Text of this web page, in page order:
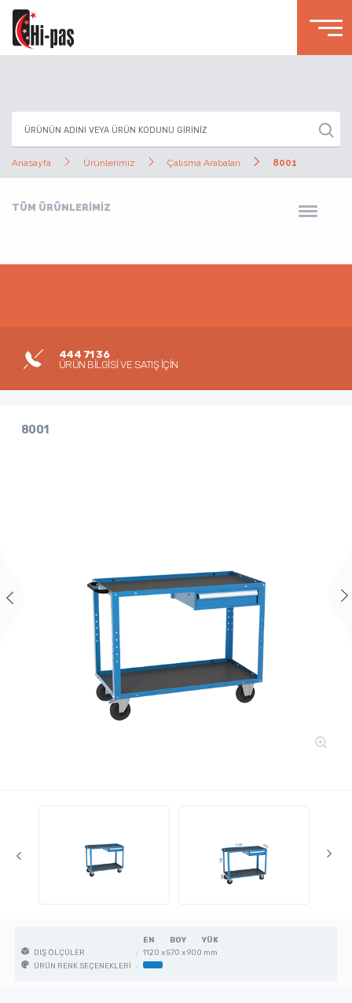
Anasayfa Ürünlerimiz Çalısma Arabaları 8001
TÜM ÜRÜNLERİMİZ
444 71 36
ÜRÜN BİLGİSİ VE SATIŞ İÇİN
8001
EN BOY
YÜK
DIŞ ÖLÇÜLER
: 1120 x 570 x 900 mm
ÜRÜN RENK SEÇENEKLERİ :